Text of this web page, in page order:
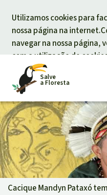
Utilizamos cookies para
nossa página na
navegar na nossa página,
com a utilização de
Salve
a Floresta
Petições
Projetos
Informar
A sua
Doação geral
Doar para
Cacique Mandyn Pataxó